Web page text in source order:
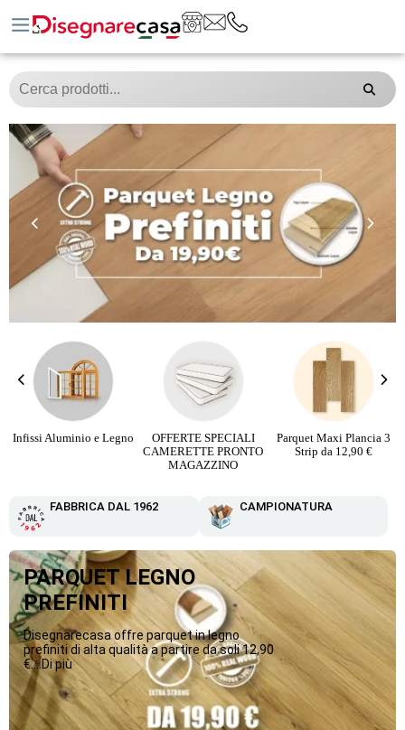
OFFERTE SPECIALI
Parquet Maxi Plancia 3
Strip da 12,90 €
PARQUET PIETRA
RICOSTRUITA da 16,90
FABBRICA DAL 1962 CAMPIONATURA
PARQUET LEGNO
PREFINITI
Disegnarecasa offre parquet in legno
prefiniti di alta qualità a partire da soli 12,90
€....Di più